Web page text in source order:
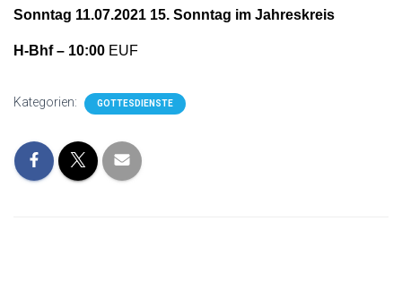
Sonntag 11.07.2021 15. Sonntag im Jahreskreis
H-Bhf – 10:00 EUF
Kategorien: GOTTESDIENSTE